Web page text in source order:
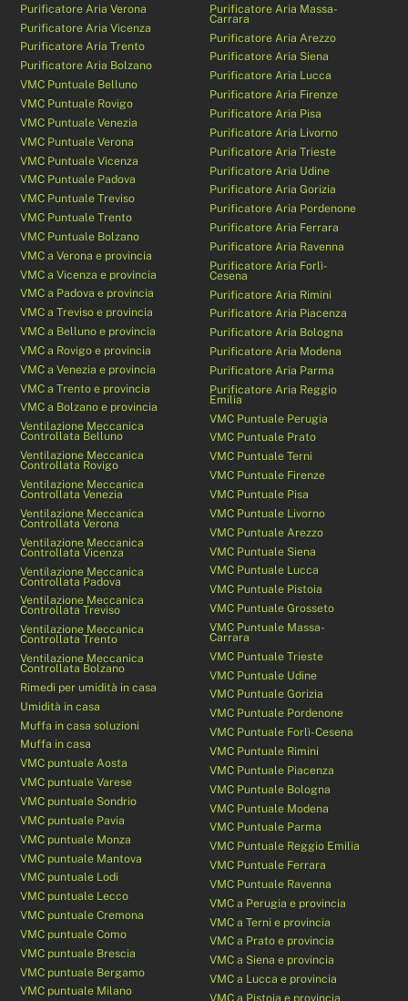
Purificatore Aria Verona
Purificatore Aria Vicenza
Purificatore Aria Trento
Purificatore Aria Bolzano
VMC Puntuale Belluno
VMC Puntuale Rovigo
VMC Puntuale Venezia
VMC Puntuale Verona
VMC Puntuale Vicenza
VMC Puntuale Padova
VMC Puntuale Treviso
VMC Puntuale Trento
VMC Puntuale Bolzano
VMC a Verona e provincia
VMC a Vicenza e provincia
VMC a Padova e provincia
VMC a Treviso e provincia
VMC a Belluno e provincia
VMC a Rovigo e provincia
VMC a Venezia e provincia
VMC a Trento e provincia
VMC a Bolzano e provincia
Ventilazione Meccanica
Controllata Belluno
Ventilazione Meccanica
Controllata Rovigo
Ventilazione Meccanica
Controllata Venezia
Ventilazione Meccanica
Controllata Verona
Ventilazione Meccanica
Controllata Vicenza
Ventilazione Meccanica
Controllata Padova
Ventilazione Meccanica
Controllata Treviso
Ventilazione Meccanica
Controllata Trento
Ventilazione Meccanica
Controllata Bolzano
Rimedi per umidità in casa
Umidità in casa
Muffa in casa soluzioni
Muffa in casa
VMC puntuale Aosta
VMC puntuale Varese
VMC puntuale Sondrio
VMC puntuale Pavia
VMC puntuale Monza
VMC puntuale Mantova
VMC puntuale Lodi
VMC puntuale Lecco
VMC puntuale Cremona
VMC puntuale Como
VMC puntuale Brescia
VMC puntuale Bergamo
VMC puntuale Milano
Purificatore Aria Massa-
Carrara
Purificatore Aria Arezzo
Purificatore Aria Siena
Purificatore Aria Lucca
Purificatore Aria Firenze
Purificatore Aria Pisa
Purificatore Aria Livorno
Purificatore Aria Trieste
Purificatore Aria Udine
Purificatore Aria Gorizia
Purificatore Aria Pordenone
Purificatore Aria Ferrara
Purificatore Aria Ravenna
Purificatore Aria Forlì-
Cesena
Purificatore Aria Rimini
Purificatore Aria Piacenza
Purificatore Aria Bologna
Purificatore Aria Modena
Purificatore Aria Parma
Purificatore Aria Reggio
Emilia
VMC Puntuale Perugia
VMC Puntuale Prato
VMC Puntuale Terni
VMC Puntuale Firenze
VMC Puntuale Pisa
VMC Puntuale Livorno
VMC Puntuale Arezzo
VMC Puntuale Siena
VMC Puntuale Lucca
VMC Puntuale Pistoia
VMC Puntuale Grosseto
VMC Puntuale Massa-
Carrara
VMC Puntuale Trieste
VMC Puntuale Udine
VMC Puntuale Gorizia
VMC Puntuale Pordenone
VMC Puntuale Forlì-Cesena
VMC Puntuale Rimini
VMC Puntuale Piacenza
VMC Puntuale Bologna
VMC Puntuale Modena
VMC Puntuale Parma
VMC Puntuale Reggio Emilia
VMC Puntuale Ferrara
VMC Puntuale Ravenna
VMC a Perugia e provincia
VMC a Terni e provincia
VMC a Prato e provincia
VMC a Siena e provincia
VMC a Lucca e provincia
VMC a Pistoia e provincia